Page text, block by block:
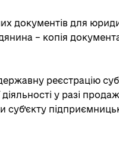
документів для
– копія
реєстрацію
у разі
суб’єкту